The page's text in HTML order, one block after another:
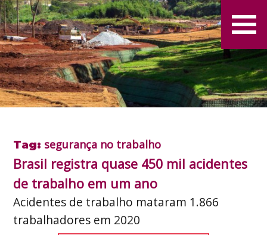
Tag: segurança no trabalho
Brasil registra quase 450 mil acidentes
de trabalho em um ano
Acidentes de trabalho mataram 1.866
trabalhadores em 2020